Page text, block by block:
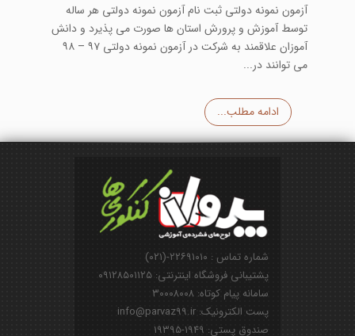
آزمون نمونه دولتی ثبت نام آزمون نمونه دولتی هر ساله
توسط آموزش و پرورش استان ها صورت می پذیرد و دانش
آموزان علاقمند به شرکت در آزمون نمونه دولتی ۹۷ – ۹۸
می توانند در...
ادامه مطلب...
شماره تماس : ۲۲۶۹۱۰۱۰-(۰۲۱)
پشتیبانی فروشگاه اینترنتی: ۰۹۱۲۸۵۰۱۱۲۵
سامانه پیام کوتاه: ۳۰۰۰۸۰۰۸
پست الکترونیک: info@parvaz99.ir
صندوق پستی: ۱۹۴۹-۱۹۳۹۵